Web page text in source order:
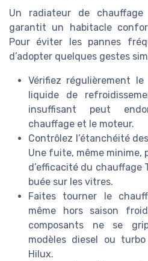
Un radiateur de
garantit un habitacle
Pour éviter les pannes
d’adopter quelques gestes
Vérifiez régulièrement
liquide de
insuffisant peut
chauffage et le moteur.
Contrôlez l’étanchéité
Une fuite, même minime,
d’efficacité du chauffage
buée sur les vitres.
Faites tourner le
même hors saison
composants ne se
modèles diesel ou
Hilux.